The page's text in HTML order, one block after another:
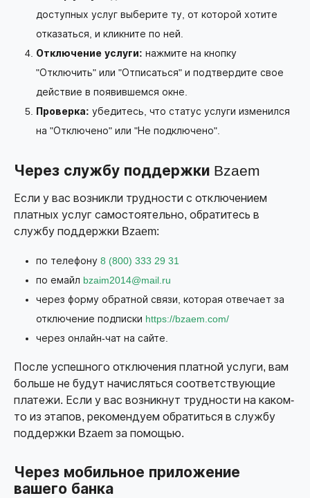
доступных услуг выберите ту, от которой хотите
отказаться, и кликните по ней.
Отключение услуги: нажмите на кнопку
"Отключить" или "Отписаться" и подтвердите свое
действие в появившемся окне.
Проверка: убедитесь, что статус услуги изменился
на "Отключено" или "Не подключено".
Через службу поддержки Bzaem
Если у вас возникли трудности с отключением
платных услуг самостоятельно, обратитесь в
службу поддержки Bzaem:
по телефону 8 (800) 333 29 31
по емайл bzaim2014@mail.ru
через форму обратной связи, которая отвечает за
отключение подписки https://bzaem.com/
через онлайн-чат на сайте.
После успешного отключения платной услуги, вам
больше не будут начисляться соответствующие
платежи. Если у вас возникнут трудности на каком-
то из этапов, рекомендуем обратиться в службу
поддержки Bzaem за помощью.
Через мобильное приложение
вашего банка